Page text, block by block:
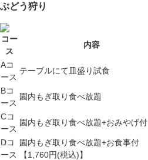
ぶどう狩り
コー
ス
内容
Aコ
ース
テーブルにて皿盛り試食
Bコ
ース
園内もぎ取り食べ放題
Cコ
ース
園内もぎ取り食べ放題+おみやげ付
Dコ
ース
園内もぎ取り食べ放題+お食事付
【1,760円(税込)】